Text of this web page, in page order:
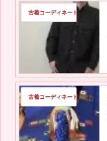
古着コーディネート
古着コーディネート